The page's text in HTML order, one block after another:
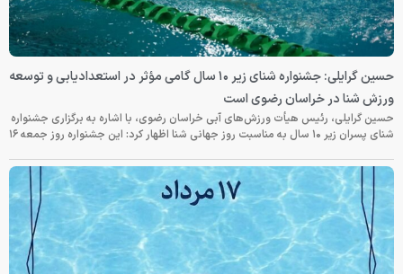
حسین گرایلی: جشنواره شنای زیر ۱۰ سال گامی مؤثر در استعدادیابی و توسعه
ورزش شنا در خراسان رضوی است
حسین گرایلی، رئیس هیأت ورزش‌های آبی خراسان رضوی، با اشاره به برگزاری جشنواره
شنای پسران زیر ۱۰ سال به مناسبت روز جهانی شنا اظهار کرد: این جشنواره روز جمعه‌ ۱۶